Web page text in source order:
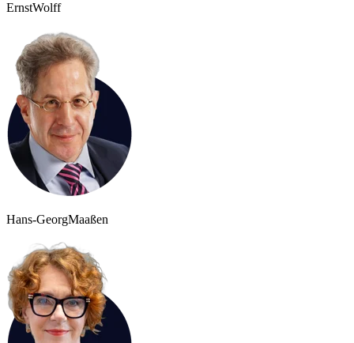
ErnstWolff
Hans-GeorgMaaßen